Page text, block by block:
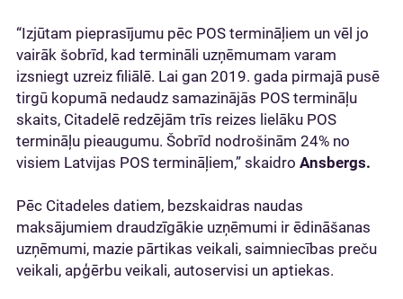
“Izjūtam pieprasījumu pēc POS termināļiem un vēl jo
vairāk šobrīd, kad termināli uzņēmumam varam
izsniegt uzreiz filiālē. Lai gan 2019. gada pirmajā pusē
tirgū kopumā nedaudz samazinājās POS termināļu
skaits, Citadelē redzējām trīs reizes lielāku POS
termināļu pieaugumu. Šobrīd nodrošinām 24% no
visiem Latvijas POS termināļiem,” skaidro Ansbergs.
Pēc Citadeles datiem, bezskaidras naudas
maksājumiem draudzīgākie uzņēmumi ir ēdināšanas
uzņēmumi, mazie pārtikas veikali, saimniecības preču
veikali, apģērbu veikali, autoservisi un aptiekas.